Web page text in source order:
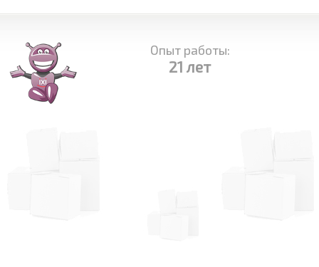
Опыт работы:
21 лет